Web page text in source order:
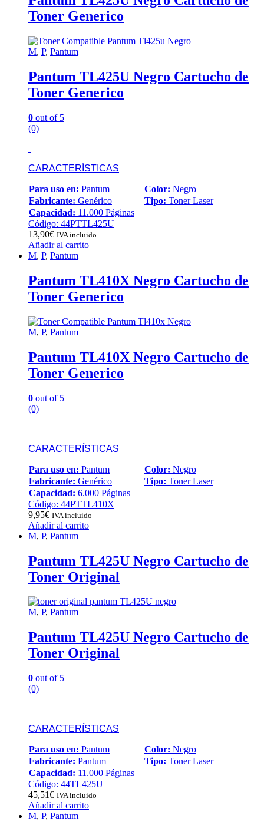
Toner Generico
M, P, Pantum
Pantum TL425U Negro Cartucho de
Toner Generico
0 out of 5
(0)
CARACTERÍSTICAS
Para uso en: Pantum Color: Negro
Fabricante: Genérico Tipo: Toner Laser
Capacidad: 11.000 Páginas
Código: 44PTTL425U
13,90€ IVA incluido
Añadir al carrito
M, P, Pantum
Pantum TL410X Negro Cartucho de
Toner Generico
M, P, Pantum
Pantum TL410X Negro Cartucho de
Toner Generico
0 out of 5
(0)
CARACTERÍSTICAS
Para uso en: Pantum Color: Negro
Fabricante: Genérico Tipo: Toner Laser
Capacidad: 6.000 Páginas
Código: 44PTTL410X
9,95€ IVA incluido
Añadir al carrito
M, P, Pantum
Pantum TL425U Negro Cartucho de
Toner Original
M, P, Pantum
Pantum TL425U Negro Cartucho de
Toner Original
0 out of 5
(0)
CARACTERÍSTICAS
Para uso en: Pantum Color: Negro
Fabricante: Pantum Tipo: Toner Laser
Capacidad: 11.000 Páginas
Código: 44TL425U
45,51€ IVA incluido
Añadir al carrito
M, P, Pantum